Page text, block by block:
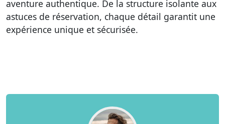
aventure authentique. De la structure isolante aux
astuces de réservation, chaque détail garantit une
expérience unique et sécurisée.